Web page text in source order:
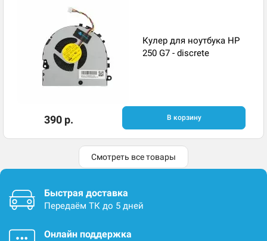
Кулер для ноутбука HP
250 G7 - discrete
390 р. В корзину
Смотреть все товары
Быстрая доставка
Передаём ТК до 5 дней
Онлайн поддержка